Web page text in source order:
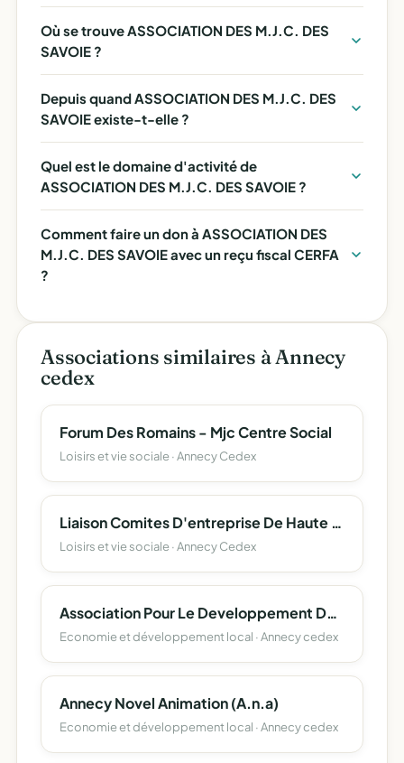
Où se trouve ASSOCIATION DES M.J.C. DES
SAVOIE ?
Depuis quand ASSOCIATION DES M.J.C. DES
SAVOIE existe-t-elle ?
Quel est le domaine d'activité de
ASSOCIATION DES M.J.C. DES SAVOIE ?
Comment faire un don à ASSOCIATION DES
M.J.C. DES SAVOIE avec un reçu fiscal CERFA
?
Associations similaires à Annecy
cedex
Forum Des Romains - Mjc Centre Social
Loisirs et vie sociale · Annecy Cedex
Liaison Comites D'entreprise De Haute Savoie (L.c.e. 74)
Loisirs et vie sociale · Annecy Cedex
Association Pour Le Developpement De L'emploi Agricole Et Rural De Haute-Savoie
Economie et développement local · Annecy cedex
Annecy Novel Animation (A.n.a)
Economie et développement local · Annecy cedex